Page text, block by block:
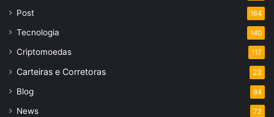
Post 164
Tecnologia 140
Criptomoedas 117
Carteiras e Corretoras 23
Blog 94
News 72